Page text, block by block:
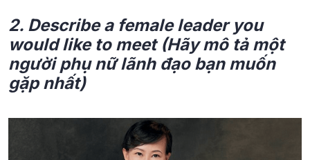
2. Describe a female leader you
would like to meet (Hãy mô tả một
người phụ nữ lãnh đạo bạn muốn
gặp nhất)